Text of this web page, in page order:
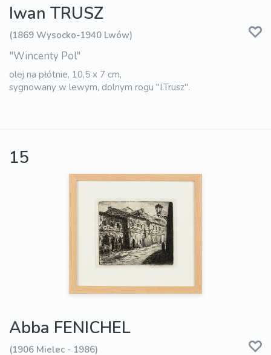
Iwan TRUSZ
(1869 Wysocko-1940 Lwów)
"Wincenty Pol"
olej na płótnie, 10,5 x 7 cm,
sygnowany w lewym, dolnym rogu "I.Trusz".
15
Abba FENICHEL
(1906 Mielec - 1986)